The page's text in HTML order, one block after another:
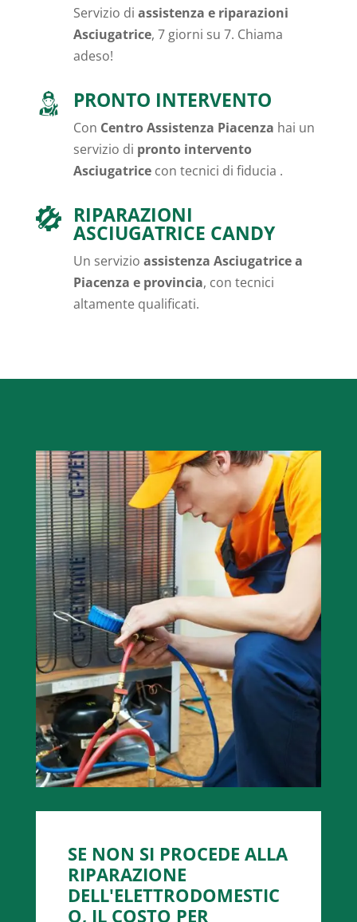
Servizio di assistenza e riparazioni
Asciugatrice, 7 giorni su 7. Chiama
adeso!
PRONTO INTERVENTO
Con Centro Assistenza Piacenza hai un
servizio di pronto intervento
Asciugatricecon tecnici di fiducia .
RIPARAZIONI
ASCIUGATRICE CANDY
Un servizio assistenza Asciugatrice a
Piacenza e provincia, con tecnici
altamente qualificati.
SE NON SI PROCEDE ALLA
RIPARAZIONE
DELL'ELETTRODOMESTIC
O, IL COSTO PER